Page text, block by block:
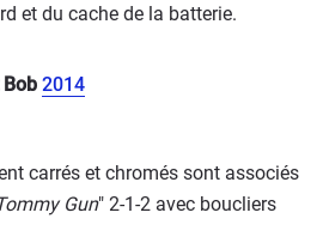
et du cache de la batterie.
2014
carrés et chromés sont associés
Gun" 2-1-2 avec boucliers